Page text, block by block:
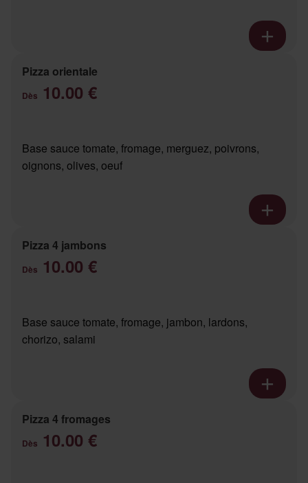
Pizza orientale
Dès 10.00 €
Base sauce tomate, fromage, merguez, poivrons,
oignons, olives, oeuf
Pizza 4 jambons
Dès 10.00 €
Base sauce tomate, fromage, jambon, lardons,
chorizo, salami
Pizza 4 fromages
Dès 10.00 €